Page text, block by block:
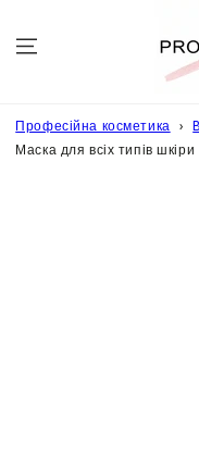
Професійна косметика
Маска для всіх типів